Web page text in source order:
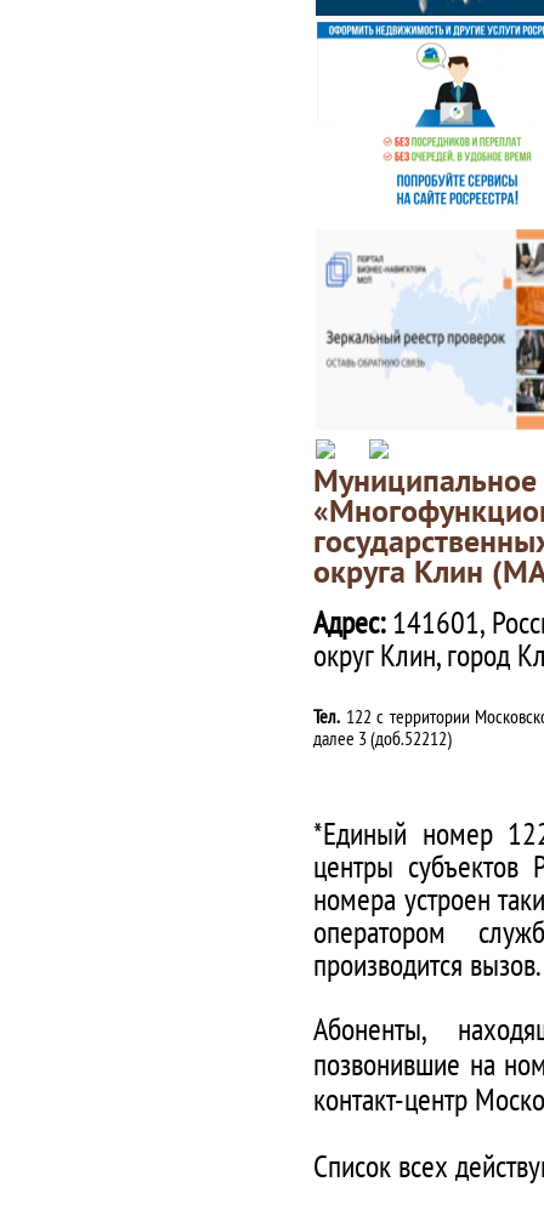
округа Клин
Адрес:141601,
округ Клин, город
Тел. 122 с территории
далее 3 (доб.52212)
*Единый номер
центры субъектов
номера устроен
оператором
производится вызов.
Абоненты,
позвонившие на
контакт-центр
Список всех